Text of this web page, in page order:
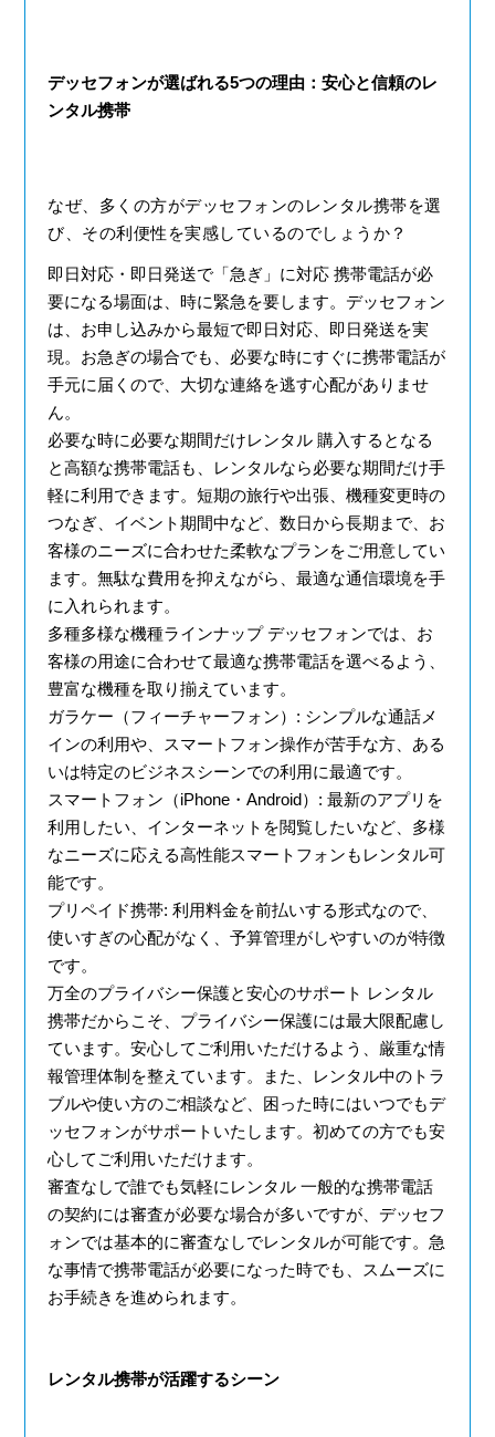
デッセフォンが選ばれる5つの理由：安心と信頼のレ
ンタル携帯
なぜ、多くの方がデッセフォンのレンタル携帯を選
び、その利便性を実感しているのでしょうか？
即日対応・即日発送で「急ぎ」に対応 携帯電話が必
要になる場面は、時に緊急を要します。デッセフォン
は、お申し込みから最短で即日対応、即日発送を実
現。お急ぎの場合でも、必要な時にすぐに携帯電話が
手元に届くので、大切な連絡を逃す心配がありませ
ん。
必要な時に必要な期間だけレンタル 購入するとなる
と高額な携帯電話も、レンタルなら必要な期間だけ手
軽に利用できます。短期の旅行や出張、機種変更時の
つなぎ、イベント期間中など、数日から長期まで、お
客様のニーズに合わせた柔軟なプランをご用意してい
ます。無駄な費用を抑えながら、最適な通信環境を手
に入れられます。
多種多様な機種ラインナップデッセフォンでは、お
客様の用途に合わせて最適な携帯電話を選べるよう、
豊富な機種を取り揃えています。
ガラケー（フィーチャーフォン） : シンプルな通話メ
インの利用や、スマートフォン操作が苦手な方、ある
いは特定のビジネスシーンでの利用に最適です。
スマートフォン（iPhone・Android） : 最新のアプリを
利用したい、インターネットを閲覧したいなど、多様
なニーズに応える高性能スマートフォンもレンタル可
能です。
プリペイド携帯: 利用料金を前払いする形式なので、
使いすぎの心配がなく、予算管理がしやすいのが特徴
です。
万全のプライバシー保護と安心のサポート レンタル
携帯だからこそ、プライバシー保護には最大限配慮し
ています。安心してご利用いただけるよう、厳重な情
報管理体制を整えています。また、レンタル中のトラ
ブルや使い方のご相談など、困った時にはいつでもデ
ッセフォンがサポートいたします。初めての方でも安
心してご利用いただけます。
審査なしで誰でも気軽にレンタル 一般的な携帯電話
の契約には審査が必要な場合が多いですが、デッセフ
ォンでは基本的に審査なしでレンタルが可能です。急
な事情で携帯電話が必要になった時でも、スムーズに
お手続きを進められます。
レンタル携帯が活躍するシーン